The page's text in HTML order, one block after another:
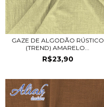
GAZE DE ALGODÃO RÚSTICO
(TREND) AMARELO...
R$23,90